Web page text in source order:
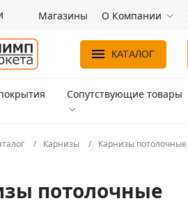
Магазины О Компании
КАТАЛОГ
Сопутствующие товары
Карнизы Карнизы потолочные
потолочные